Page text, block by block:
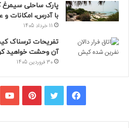
پارک ساحلی
با آدرس، امکانات
11 خرداد 1405
تفریحات ترسناک
آن وحشت خواهید
30 فروردین 1405
فیسبوکتوییترپینتریست